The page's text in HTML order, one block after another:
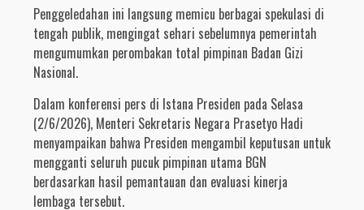
Penggeledahan ini langsung memicu berbagai spekulasi di
tengah publik, mengingat sehari sebelumnya pemerintah
mengumumkan perombakan total pimpinan Badan Gizi
Nasional.
Dalam konferensi pers di Istana Presiden pada Selasa
(2/6/2026), Menteri Sekretaris Negara Prasetyo Hadi
menyampaikan bahwa Presiden mengambil keputusan untuk
mengganti seluruh pucuk pimpinan utama BGN
berdasarkan hasil pemantauan dan evaluasi kinerja
lembaga tersebut.